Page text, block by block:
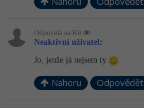
Odpovídá na Kit
Neaktivní uživatel:
Jo, jenže já nejsem ty
Nahoru Odpovědět